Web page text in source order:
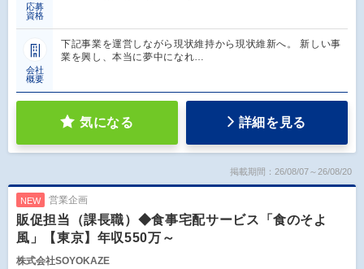
応募
資格
会社
概要
下記事業を運営しながら現状維持から現状維新へ。 新しい事
業を興し、本当に夢中になれ…
気になる 詳細を見る
掲載期間：26/08/07～26/08/20
NEW 営業企画
販促担当（課長職）◆食事宅配サービス「食のそよ
風」【東京】年収550万～
株式会社SOYOKAZE